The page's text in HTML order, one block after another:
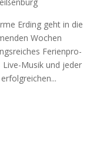
Erding geht in die
Wochen
Feri­en­pro­
Musik und jeder